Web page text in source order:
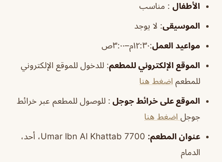
الأطفال : مناسب
الموسيقى: لا يوجد
مواعيد العمل:١٢:٣٠م–٣:٠٠ص
الموقع الإلكتروني للمطعم: للدخول للموقع الإلكتروني
للمطعم اضغط هنا
الموقع على خرائط جوجل : للوصول للمطعم عبر خرائط
جوجل اضغط هنا
عنوان المطعم:
7700 Umar Ibn Al Khattab، أحد،
الدمام